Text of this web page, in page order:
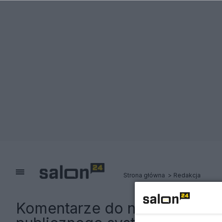
Strona główna Redakcja
Komentarze do notki: